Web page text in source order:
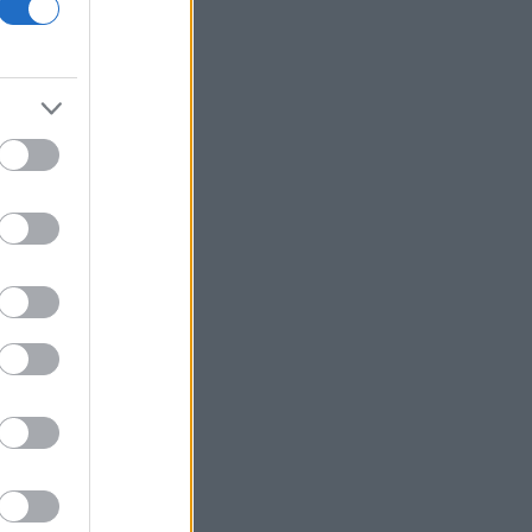
διαδικασίες πρόσληψης καθηγητών
Θέματα οικονομίας και ασφάλειας στο
επίκεντρο
Άγκυρα: Η συμφωνία με Πακιστάν και
Σαουδική Αραβία δεν παραβιάζει το
Η καλύτερη εβδομάδα από τον Απρίλιο
στη Wall Street - Νέο ρεκόρ για S&P
Η Ισπανία ξεκινά ελέγχους στους
Σεπτεμβρίου
«Αναμένεται σύντομα συμφωνία για τα
Στενά του Ορμούζ»
το πετρέλαιο